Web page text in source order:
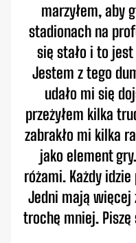
marzyłem, aby
stadionach na
się stało i to
Jestem z tego
udało mi się
przeżyłem kilka
zabrakło mi kilka
jako element
różami. Każdy
Jedni mają więcej
trochę mniej.